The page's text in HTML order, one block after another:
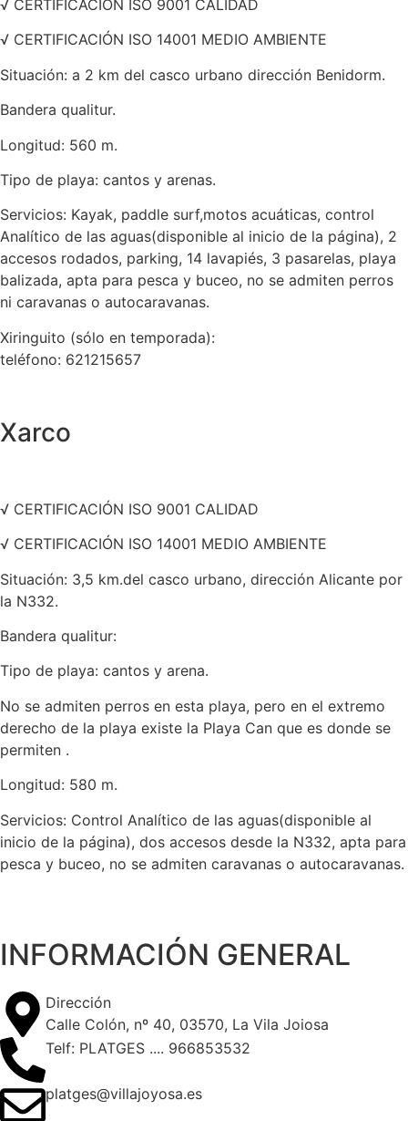
√ CERTIFICACIÓN ISO 9001 CALIDAD
√ CERTIFICACIÓN ISO 14001 MEDIO AMBIENTE
Situación: a 2 km del casco urbano dirección Benidorm.
Bandera qualitur.
Longitud: 560 m.
Tipo de playa: cantos y arenas.
Servicios: Kayak, paddle surf,motos acuáticas, control
Analítico de las aguas(disponible al inicio de la página), 2
accesos rodados, parking, 14 lavapiés, 3 pasarelas, playa
balizada, apta para pesca y buceo, no se admiten perros
ni caravanas o autocaravanas.
Xiringuito (sólo en temporada):
teléfono: 621215657
Xarco
√ CERTIFICACIÓN ISO 9001 CALIDAD
√ CERTIFICACIÓN ISO 14001 MEDIO AMBIENTE
Situación: 3,5 km.del casco urbano, dirección Alicante por
la N332.
Bandera qualitur:
Tipo de playa: cantos y arena.
No se admiten perros en esta playa, pero en el extremo
derecho de la playa existe la Playa Can que es donde se
permiten .
Longitud: 580 m.
Servicios: Control Analítico de las aguas(disponible al
inicio de la página), dos accesos desde la N332, apta para
pesca y buceo, no se admiten caravanas o autocaravanas.
INFORMACIÓN GENERAL
Dirección
Calle Colón, nº 40, 03570, La Vila Joiosa
Telf: PLATGES .... 966853532
platges@villajoyosa.es